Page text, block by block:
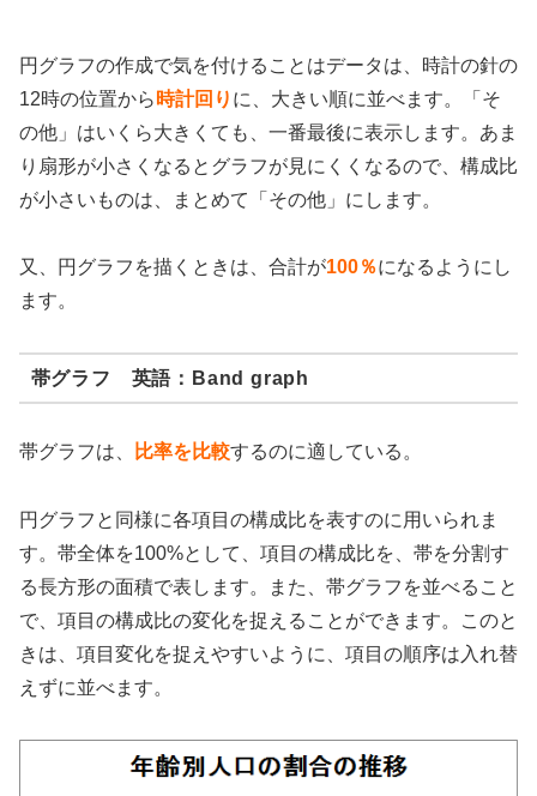
円グラフの作成で気を付けることはデータは、時計の針の
12時の位置から 時計回り に、大きい順に並べます。「そ
の他」はいくら大きくても、一番最後に表示します。あま
り扇形が小さくなるとグラフが見にくくなるので、構成比
が小さいものは、まとめて「その他」にします。
又、円グラフを描くときは、合計が100％になるようにし
ます。
帯グラフ 英語：Band graph
帯グラフは、 比率を比較するのに適している。
円グラフと同様に各項目の構成比を表すのに用いられま
す。帯全体を100%として、項目の構成比を、帯を分割す
る長方形の面積で表します。また、帯グラフを並べること
で、項目の構成比の変化を捉えることができます。このと
きは、項目変化を捉えやすいように、項目の順序は入れ替
えずに並べます。